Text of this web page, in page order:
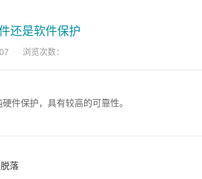
还是软件保护
浏览次数：
件保护，具有较高的可靠性。
落